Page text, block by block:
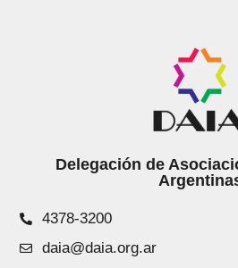
Delegación de
4378-3200
daia@daia.org.ar